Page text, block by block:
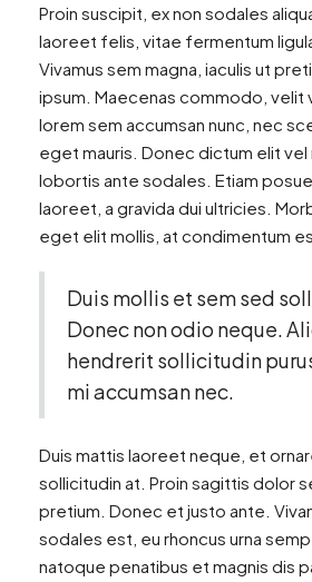
Proin suscipit, ex non sodales
laoreet felis, vitae fermentum
Vivamus sem magna, iaculis ut
ipsum. Maecenas commodo, velit
lorem sem accumsan nunc, nec
eget mauris. Donec dictum elit vel
lobortis ante sodales. Etiam
laoreet, a gravida dui ultricies.
eget elit mollis, at condimentum
Duis mollis et sem sed
Donec non odio neque.
hendrerit sollicitudin
mi accumsan nec.
Duis mattis laoreet neque, et
sollicitudin at. Proin sagittis dolor
pretium. Donec et justo ante.
sodales est, eu rhoncus urna
natoque penatibus et magnis dis